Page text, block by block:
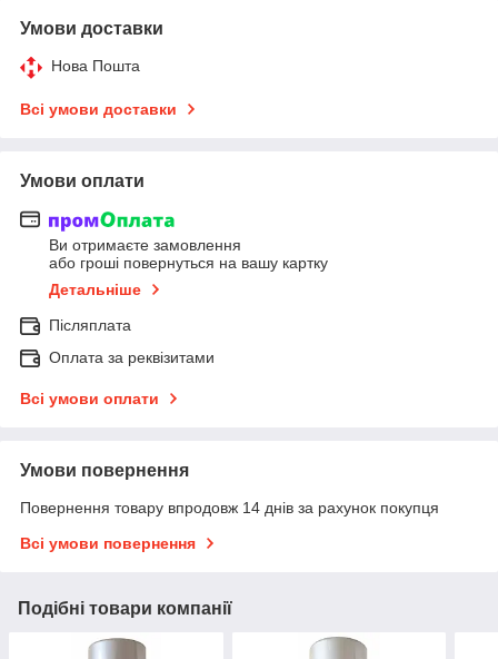
Умови доставки
Нова Пошта
Всі умови доставки
Умови оплати
Ви отримаєте замовлення
або гроші повернуться на вашу картку
Детальніше
Післяплата
Оплата за реквізитами
Всі умови оплати
Умови повернення
Повернення товару впродовж 14 днів за рахунок покупця
Всі умови повернення
Подібні товари компанії